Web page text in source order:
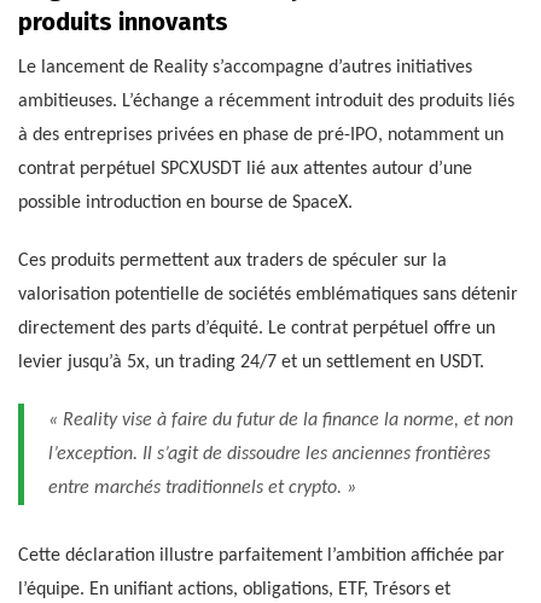
produits innovants
Le lancement de Reality s’accompagne d’autres initiatives
ambitieuses. L’échange a récemment introduit des produits liés
à des entreprises privées en phase de pré-IPO, notamment un
contrat perpétuel SPCXUSDT lié aux attentes autour d’une
possible introduction en bourse de SpaceX.
Ces produits permettent aux traders de spéculer sur la
valorisation potentielle de sociétés emblématiques sans détenir
directement des parts d’équité. Le contrat perpétuel offre un
levier jusqu’à 5x, un trading 24/7 et un settlement en USDT.
« Reality vise à faire du futur de la finance la norme, et non
l’exception. Il s’agit de dissoudre les anciennes frontières
entre marchés traditionnels et crypto. »
Cette déclaration illustre parfaitement l’ambition affichée par
l’équipe. En unifiant actions, obligations, ETF, Trésors et